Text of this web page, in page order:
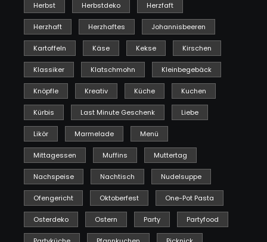
Herbst Herbstdeko Herzfaft
Herzhaft Herzhaftes Johannisbeeren
Kartoffeln Käse Kekse Kirschen
Klassiker Klatschmohn Kleinbegebäck
Knöpfle Kreativ Küche Kuchen
Kürbis Last Minute Geschenk Liebe
Likör Marmelade Menü
Mittagessen Muffins Muttertag
Nachspeise Nachtisch Nudelsuppe
Ofengericht Oktoberfest One-Pot Pasta
Osterdeko Ostern Party Partyfood